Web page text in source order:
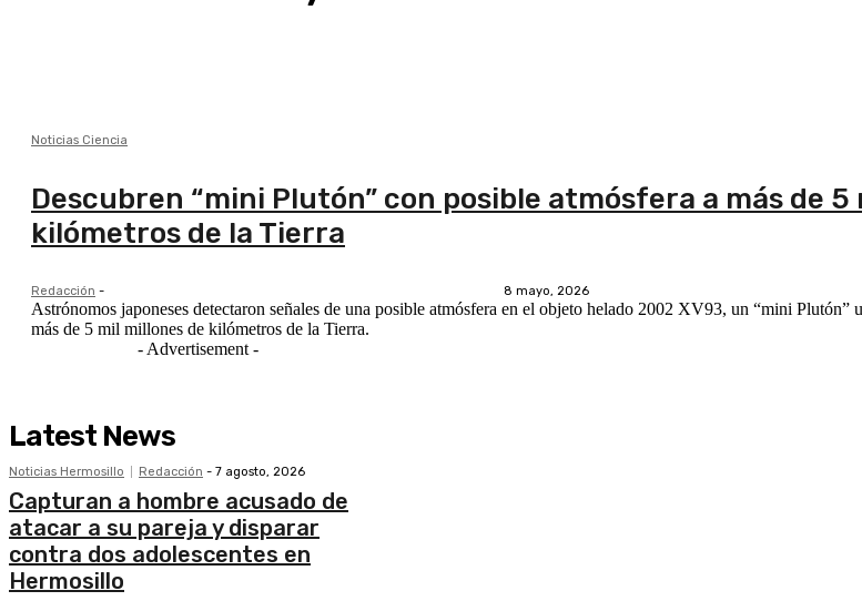
Noticias Ciencia
Descubren “mini Plutón” con posible atmósfera a más de 5
kilómetros de la Tierra
Redacción - 8 mayo, 2026
Astrónomos japoneses detectaron señales de una posible atmósfera en el objeto helado 2002 XV93, un “mini Plutón”
más de 5 mil millones de kilómetros de la Tierra.
- Advertisement -
Latest News
Noticias Hermosillo Redacción - 7 agosto, 2026
Capturan a hombre acusado de
atacar a su pareja y disparar
contra dos adolescentes en
Hermosillo